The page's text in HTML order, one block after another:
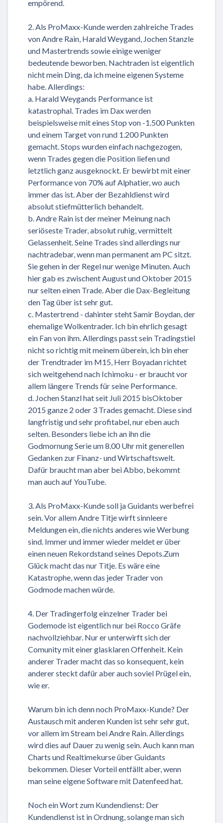
empörend.
2. Als ProMaxx-Kunde werden zahlreiche Trades
von Andre Rain, Harald Weygand, Jochen Stanzle
und Mastertrends sowie einige weniger
bedeutende beworben. Nachtraden ist eigentlich
nicht mein Ding, da ich meine eigenen Systeme
habe. Allerdings:
a. Harald Weygands Performance ist
katastrophal. Trades im Dax werden
beispielsweise mit eines Stop von -1.500 Punkten
und einem Target von rund 1.200 Punkten
gemacht. Stops wurden einfach nachgezogen,
wenn Trades gegen die Position liefen und
letztlich ganz ausgeknockt. Er bewirbt mit einer
Performance von 70% auf Alphatier, wo auch
immer das ist. Aber der Bezahldienst wird
absolut stiefmütterlich behandelt.
b. Andre Rain ist der meiner Meinung nach
seriöseste Trader, absolut ruhig, vermittelt
Gelassenheit. Seine Trades sind allerdings nur
nachtradebar, wenn man permanent am PC sitzt.
Sie gehen in der Regel nur wenige Minuten. Auch
hier gab es zwischent August und Oktober 2015
nur selten einen Trade. Aber die Dax-Begleitung
den Tag über ist sehr gut.
c. Mastertrend - dahinter steht Samir Boydan, der
ehemalige Wolkentrader. Ich bin ehrlich gesagt
ein Fan von ihm. Allerdings passt sein Tradingstiel
nicht so richtig mit meinem überein, ich bin eher
der Trendtrader im M15, Herr Boyadan richtet
sich weitgehend nach Ichimoku - er braucht vor
allem längere Trends für seine Performance.
d. Jochen Stanzl hat seit Juli 2015 bisOktober
2015 ganze 2 oder 3 Trades gemacht. Diese sind
langfristig und sehr profitabel, nur eben auch
selten. Besonders liebe ich an ihn die
Godmornung Serie um 8.00 Uhr mit generellen
Gedanken zur Finanz- und Wirtschaftswelt.
Dafür braucht man aber bei Abbo, bekommt
man auch auf YouTube.
3. Als ProMaxx-Kunde soll ja Guidants werbefrei
sein. Vor allem Andre Titje wirft sinnleere
Meldungen ein, die nichts anderes wie Werbung
sind. Immer und immer wieder meldet er über
einen neuen Rekordstand seines Depots.Zum
Glück macht das nur Titje. Es wäre eine
Katastrophe, wenn das jeder Trader von
Godmode machen würde.
4. Der Tradingerfolg einzelner Trader bei
Godemode ist eigentlich nur bei Rocco Gräfe
nachvollziehbar. Nur er unterwirft sich der
Comunity mit einer glasklaren Offenheit. Kein
anderer Trader macht das so konsequent, kein
anderer steckt dafür aber auch soviel Prügel ein,
wie er.
Warum bin ich denn noch ProMaxx-Kunde? Der
Austausch mit anderen Kunden ist sehr sehr gut,
vor allem im Stream bei Andre Rain. Allerdings
wird dies auf Dauer zu wenig sein. Auch kann man
Charts und Realtimekurse über Guidants
bekommen. Dieser Vorteil entfällt aber, wenn
man seine eigene Software mit Datenfeed hat.
Noch ein Wort zum Kundendienst: Der
Kundendienst ist in Ordnung, solange man sich